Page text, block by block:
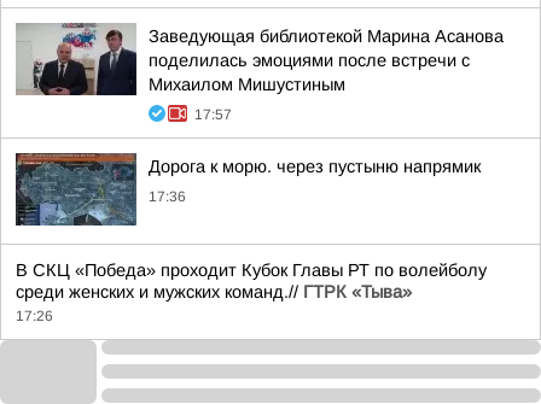
Заведующая библиотекой Марина Асанова
поделилась эмоциями после встречи с
Михаилом Мишустиным
17:57
Дорога к морю. через пустыню напрямик
17:36
В СКЦ «Победа» проходит Кубок Главы РТ по волейболу
среди женских и мужских команд.// ГТРК «Тыва»
17:26